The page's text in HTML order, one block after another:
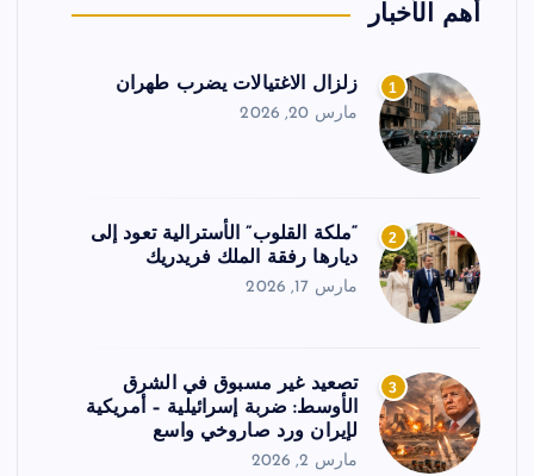
أهم الأخبار
1 زلزال الاغتيالات يضرب طهران
مارس 20, 2026
2
“ملكة القلوب” الأسترالية تعود إلى
ديارها رفقة الملك فريدريك
مارس 17, 2026
3
تصعيد غير مسبوق في الشرق
الأوسط: ضربة إسرائيلية – أمريكية
لإيران ورد صاروخي واسع
مارس 2, 2026